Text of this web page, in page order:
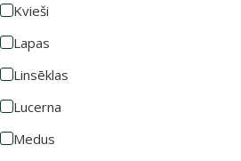
Kvieši
Lapas
Linsēklas
Lucerna
Medus